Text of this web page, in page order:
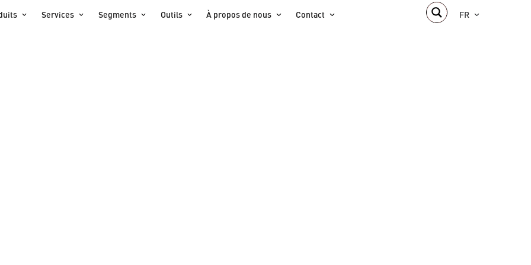
Services Segments Outils À propos de nous Contact FR